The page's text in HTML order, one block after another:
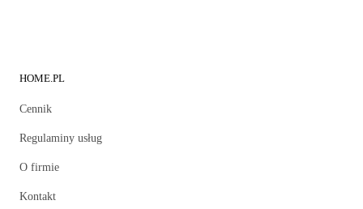
HOME.PL
Cennik
Regulaminy usług
O firmie
Kontakt